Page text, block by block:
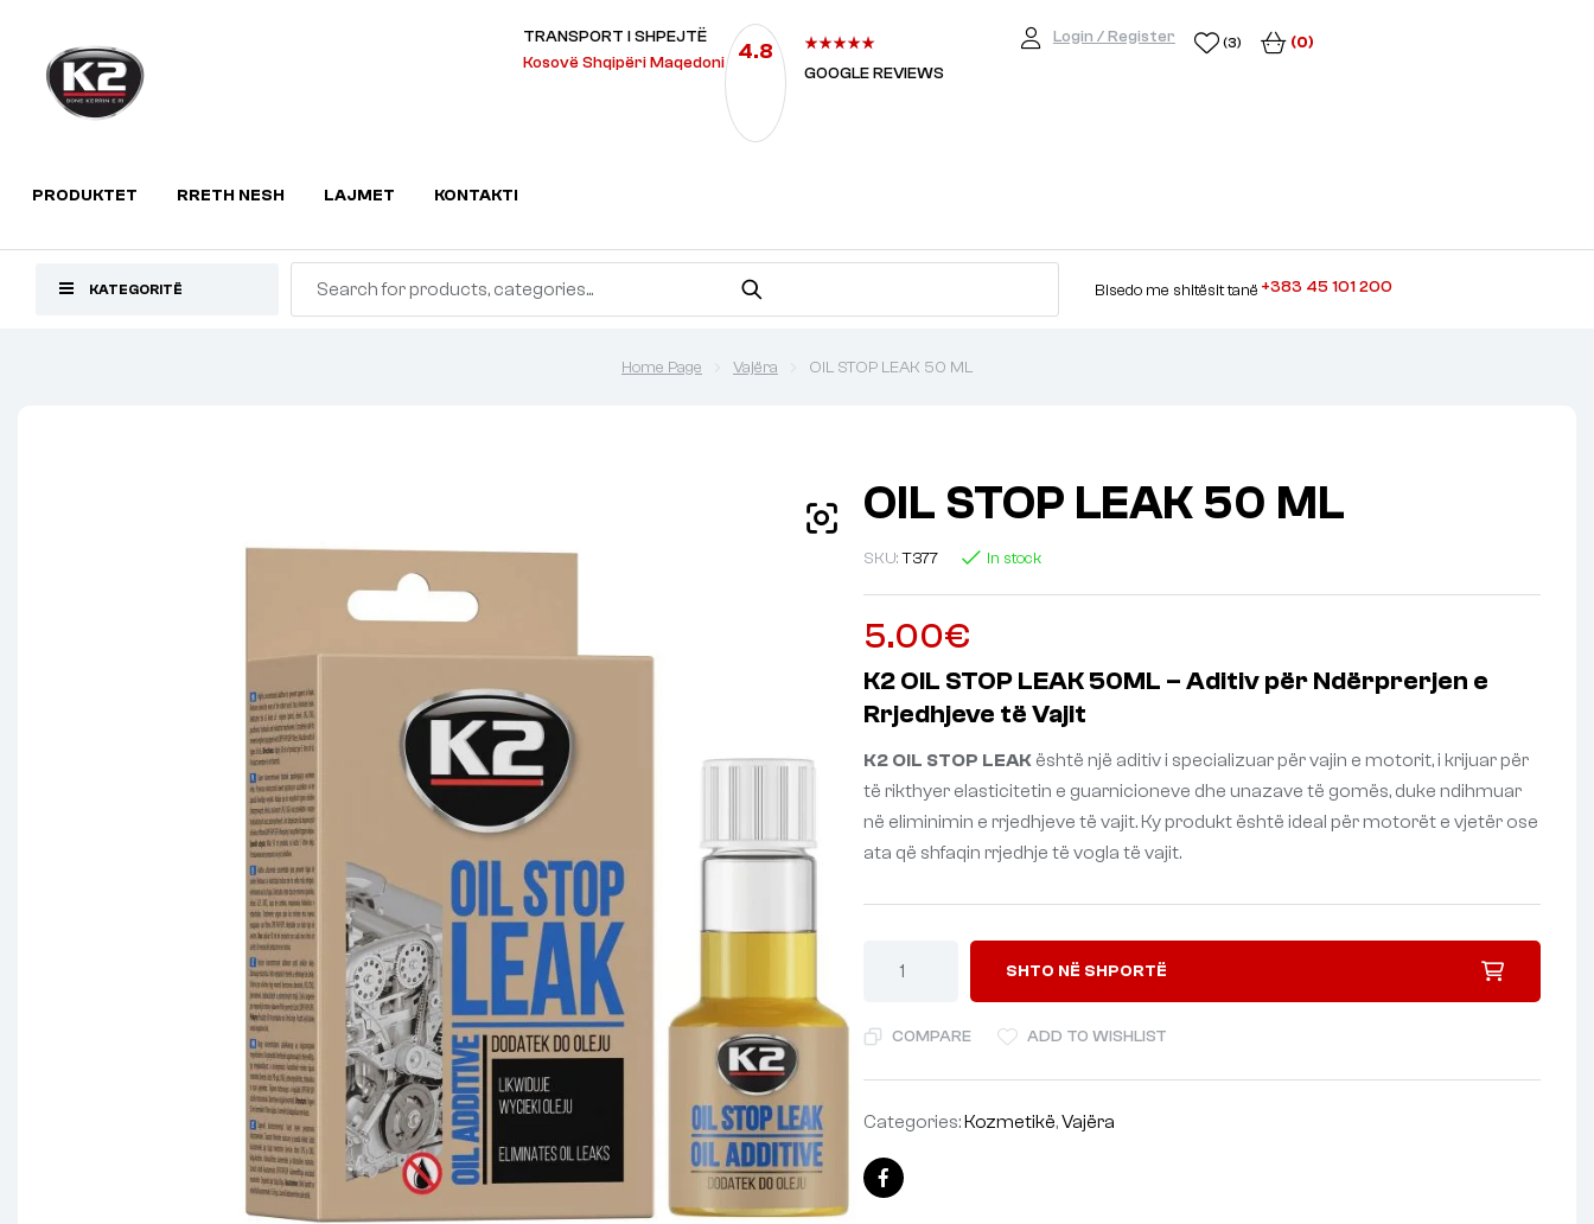
PRODUKTET RRETH NESH LAJMET KONTAKTI
TRANSPORT I SHPEJTË
Kosovë Shqipëri Maqedoni
4.8
GOOGLE REVIEWS
Login / Register (3) (0)
KATEGORITË Bisedo me shitësit tanë +383 45 101 200
Home Page Vajëra OIL STOP LEAK 50 ML
OIL STOP LEAK 50 ML
SKU:T377 In stock
5.00€
K2 OIL STOP LEAK 50ML – Aditiv për Ndërprerjen e
Rrjedhjeve të Vajit
K2 OIL STOP LEAK është një aditiv i specializuar për vajin e motorit, i krijuar për
të rikthyer elasticitetin e guarnicioneve dhe unazave të gomës, duke ndihmuar
në eliminimin e rrjedhjeve të vajit. Ky produkt është ideal për motorët e vjetër ose
ata që shfaqin rrjedhje të vogla të vajit.
SHTO NË SHPORTË
COMPARE ADD TO WISHLIST
Categories:Kozmetikë,Vajëra
Facebook